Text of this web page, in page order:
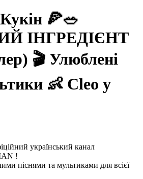
🍕🥗
ІНГРЕДІЄНТ
🎬 Улюблені
👶 Cleo y
український канал
!
піснями та мультиками для всієї